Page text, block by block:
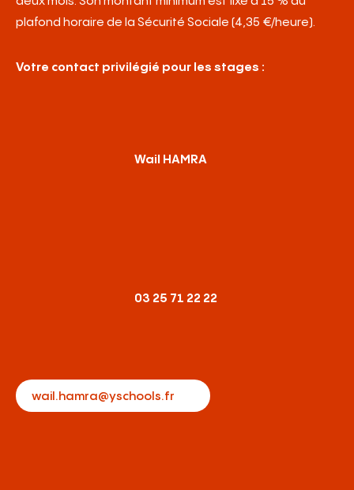
professionnelle et faire valoir son aptitude à occuper
un poste à responsabilités en entreprise.
plafond horaire de la Sécurité Sociale (4,35 €/heure).
Votre contact privilégié pour les stages :
Wail HAMRA
03 25 71 22 22
wail.hamra@yschools.fr